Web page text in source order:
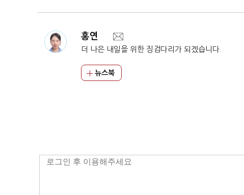
홍연
더 나은 내일을 위한 징검다리가 되겠습니다.
뉴스북